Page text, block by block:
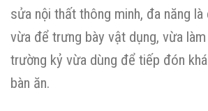
sửa nội thất thông minh, đa năng
vừa để trưng bày vật dụng, vừa
trường kỷ vừa dùng để tiếp đón
bàn ăn.